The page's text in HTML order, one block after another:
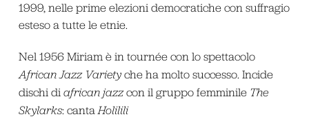
1999, nelle prime elezioni democratiche con suffragio
esteso a tutte le etnie.
Nel 1956 Miriam è in tournée con lo spettacolo
African Jazz Varietyche ha molto successo. Incide
dischi di african jazzcon il gruppo femminile The
Skylarks: canta Holilili